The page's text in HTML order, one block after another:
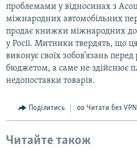
проблемами у відносинах з
міжнародних автомобільних
продає книжки міжнародних
у Росії. Митники твердять, що
виконує своїх зобов’язань
бюджетом, а саме не здійснює
недопоставки товарів.
Поділитись Читати без VPN
Читайте також